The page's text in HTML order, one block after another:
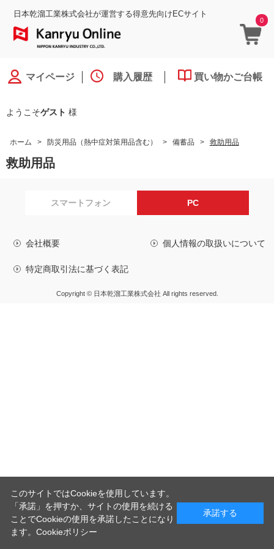
日本乾溜工業株式会社が運営する得意先向けECサイト
0
マイページ 購入履歴 買い物かご台帳
ようこそゲスト 様
ホーム > 防災用品（熱中症対策用品含む） > 備蓄品 > 救助用品
救助用品
スマートフォン PC
会社概要 個人情報の取扱いについて
特定商取引法に基づく表記
Copyright © 日本乾溜工業株式会社 All rights reserved.
このサイトではCookieを使用しています。
「承諾」を押すか、サイトの使用を続ける
ことでCookieの使用を承諾したことになり
ます。 Cookieポリシー
承諾する